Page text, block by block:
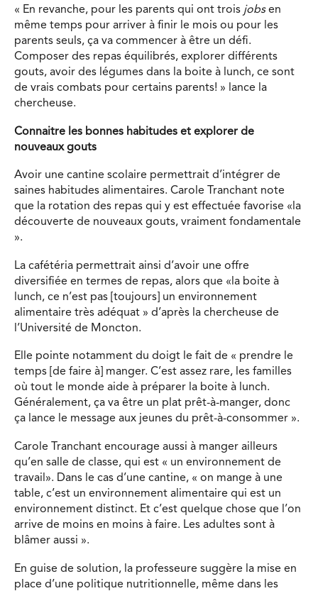
« En revanche, pour les parents qui ont trois jobsen
même temps pour arriver à finir le mois ou pour les
parents seuls, ça va commencer à être un défi.
Composer des repas équilibrés, explorer différents
gouts, avoir des légumes dans la boite à lunch, ce sont
de vrais combats pour certains parents! » lance la
chercheuse.
Connaitre les bonnes habitudes et explorer de
nouveaux gouts
Avoir une cantine scolaire permettrait d’intégrer de
saines habitudes alimentaires. Carole Tranchant note
que la rotation des repas qui y est effectuée favorise «la
découverte de nouveaux gouts, vraiment fondamentale
».
La cafétéria permettrait ainsi d’avoir une offre
diversifiée en termes de repas, alors que «la boite à
lunch, ce n’est pas [toujours] un environnement
alimentaire très adéquat » d’après la chercheuse de
l’Université de Moncton.
Elle pointe notamment du doigt le fait de « prendre le
temps [de faire à] manger. C’est assez rare, les familles
où tout le monde aide à préparer la boite à lunch.
Généralement, ça va être un plat prêt-à-manger, donc
ça lance le message aux jeunes du prêt-à-consommer ».
Carole Tranchant encourage aussi à manger ailleurs
qu’en salle de classe, qui est « un environnement de
travail». Dans le cas d’une cantine, « on mange à une
table, c’est un environnement alimentaire qui est un
environnement distinct. Et c’est quelque chose que l’on
arrive de moins en moins à faire. Les adultes sont à
blâmer aussi ».
En guise de solution, la professeure suggère la mise en
place d’une politique nutritionnelle, même dans les